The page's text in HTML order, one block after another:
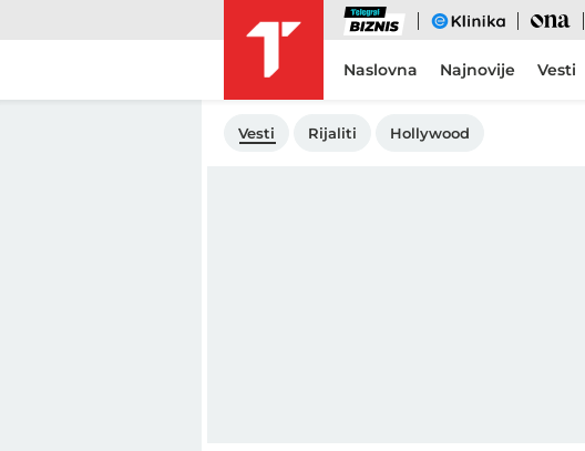
Biznis eKlinika Ona
Naslovna Najnovije Vesti
Vesti Rijaliti Hollywood